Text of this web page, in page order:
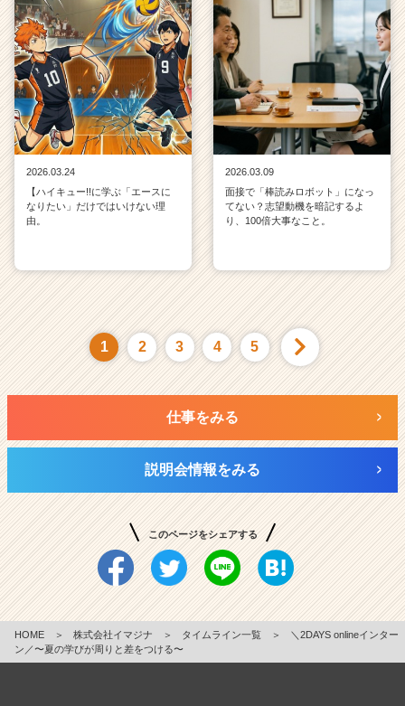
2026.03.24
【ハイキュー!!に学ぶ「エースに
なりたい」だけではいけない理
由。
2026.03.09
面接で「棒読みロボット」になっ
てない？志望動機を暗記するよ
り、100倍大事なこと。
1 2 3 4 5
仕事をみる
説明会情報をみる
このページをシェアする
HOME ＞ 株式会社イマジナ ＞ タイムライン一覧 ＞
＼2DAYS onlineインター
ン／〜夏の学びが周りと差をつける〜